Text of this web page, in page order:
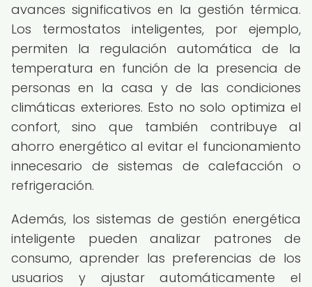
avances significativos en la gestión térmica.
Los termostatos inteligentes, por ejemplo,
permiten la regulación automática de la
temperatura en función de la presencia de
personas en la casa y de las condiciones
climáticas exteriores. Esto no solo optimiza el
confort, sino que también contribuye al
ahorro energético al evitar el funcionamiento
innecesario de sistemas de calefacción o
refrigeración.
Además, los sistemas de gestión energética
inteligente pueden analizar patrones de
consumo, aprender las preferencias de los
usuarios y ajustar automáticamente el